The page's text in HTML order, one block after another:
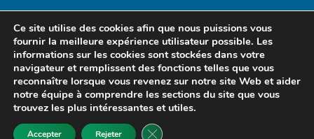
MEDIA SENEGAL
Ce site utilise des cookies afin que nous puissions vous
fournir la meilleure expérience utilisateur possible. Les
informations sur les cookies sont stockées dans votre
navigateur et remplissent des fonctions telles que vous
reconnaître lorsque vous revenez sur notre site Web et aider
notre équipe à comprendre les sections du site que vous
trouvez les plus intéressantes et utiles.
Accepter Rejeter Fermer la bannière des cookies